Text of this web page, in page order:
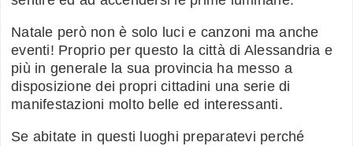
Natale però non è solo luci e canzoni ma anche
eventi! Proprio per questo la città di Alessandria e
più in generale la sua provincia ha messo a
disposizione dei propri cittadini una serie di
manifestazioni molto belle ed interessanti.
Se abitate in questi luoghi preparatevi perché